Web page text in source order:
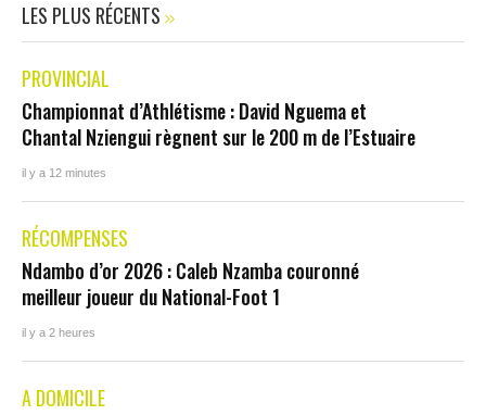
LES PLUS RÉCENTS
PROVINCIAL
Championnat d’Athlétisme : David Nguema et
Chantal Nziengui règnent sur le 200 m de l’Estuaire
il y a 12 minutes
RÉCOMPENSES
Ndambo d’or 2026 : Caleb Nzamba couronné
meilleur joueur du National-Foot 1
il y a 2 heures
A DOMICILE